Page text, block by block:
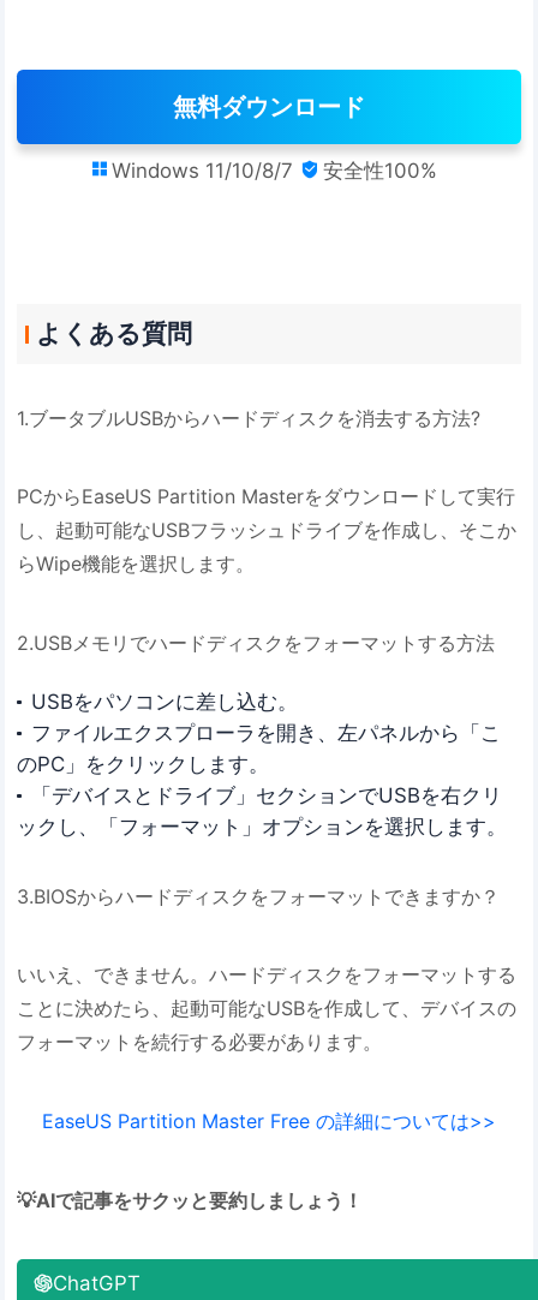
無料ダウンロード
 Windows 11/10/8/7  安全性100%
よくある質問
1.ブータブルUSBからハードディスクを消去する方法?
PCからEaseUS Partition Masterをダウンロードして実行
し、起動可能なUSBフラッシュドライブを作成し、そこか
らWipe機能を選択します。
2.USBメモリでハードディスクをフォーマットする方法
USBをパソコンに差し込む。
ファイルエクスプローラを開き、左パネルから「こ
のPC」をクリックします。
「デバイスとドライブ」セクションでUSBを右クリ
ックし、「フォーマット」オプションを選択します。
3.BIOSからハードディスクをフォーマットできますか？
いいえ、できません。ハードディスクをフォーマットする
ことに決めたら、起動可能なUSBを作成して、デバイスの
フォーマットを続行する必要があります。
EaseUS Partition Master Free の詳細については>>
💡AIで記事をサクッと要約しましょう！
ChatGPT